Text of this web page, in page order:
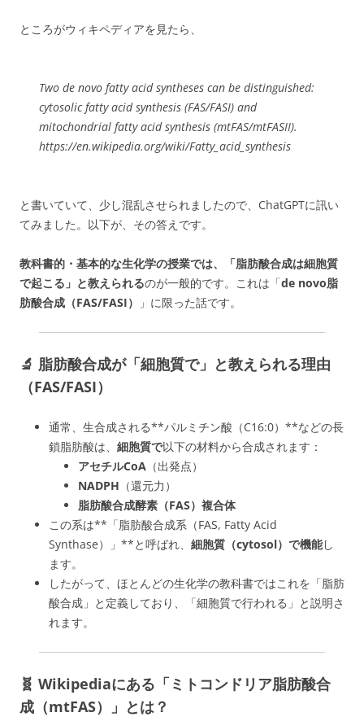
ところがウィキペディアを見たら、
Two de novo fatty acid syntheses can be distinguished:
cytosolic fatty acid synthesis (FAS/FASI) and
mitochondrial fatty acid synthesis (mtFAS/mtFASII).
https://en.wikipedia.org/wiki/Fatty_acid_synthesis
と書いていて、少し混乱させられましたので、ChatGPTに訊い
てみました。以下が、その答えです。
教科書的・基本的な生化学の授業では、「脂肪酸合成は細胞質
で起こる」と教えられるのが一般的です。これは「de novo脂
肪酸合成（FAS/FASI）
」に限った話です。
🔬 脂肪酸合成が「細胞質で」と教えられる理由
（FAS/FASI）
通常、生合成される**パルミチン酸（C16:0）**などの長
鎖脂肪酸は、 細胞質で以下の材料から合成されます：
アセチルCoA （出発点）
NADPH （還元力）
脂肪酸合成酵素（FAS）複合体
この系は**「脂肪酸合成系（FAS, Fatty Acid
Synthase）」**と呼ばれ、 細胞質（cytosol）で機能し
ます。
したがって、ほとんどの生化学の教科書ではこれを「脂肪
酸合成」と定義しており、「細胞質で行われる」と説明さ
れます。
🧬 Wikipediaにある「ミトコンドリア脂肪酸合
成（mtFAS）」とは？